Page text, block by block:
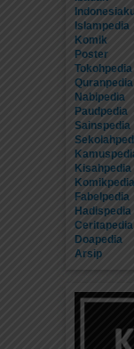
Islampedia
Komik
Poster
Tokohpedia
Quranpedia
Nabipedia
Paudpedia
Sainspedia
Kisahpedia
Komikpedia
Fabelpedia
Hadispedia
Ceritapedia
Doapedia
Arsip